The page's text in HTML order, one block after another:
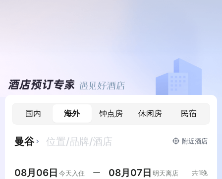
国内 海外 钟点房 休闲房 民宿
曼谷 位置/品牌/酒店 附近酒店
08月06日 今天入住 08月07日 明天离店 共1晚